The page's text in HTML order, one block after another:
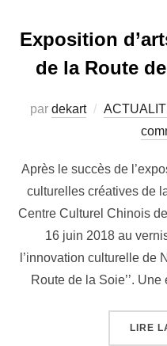
Exposition
de la Route
par dekart
Après le succès de
culturelles créatives de
Centre Culturel Chinois
16 juin 2018 au
l’innovation culturelle
Route de la Soie’’.
LIRE